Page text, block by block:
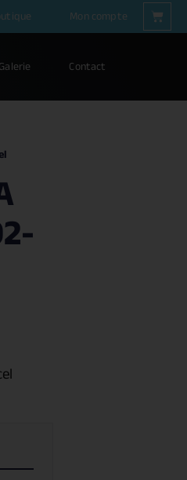
Mon compte
Galerie Contact